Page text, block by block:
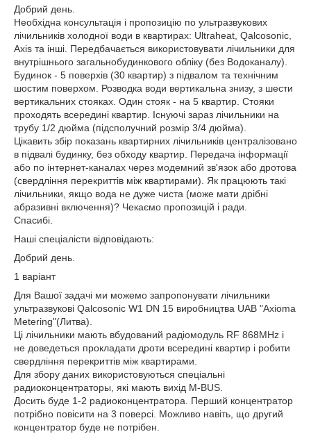
Добрий день.
Необхідна консультація і пропозицію по ультразвукових
лічильників холодної води в квартирах: Ultraheat, Qalcosonic,
Axis та інші. Передбачається використовувати лічильники для
внутрішнього загальнобудинкового обліку (без Водоканалу).
Будинок - 5 поверхів (30 квартир) з підвалом та технічним
шостим поверхом. Розводка води вертикальна знизу, з шести
вертикальних стояках. Один стояк - на 5 квартир. Стояки
проходять всередині квартир. Існуючі зараз лічильники на
трубу 1/2 дюйма (підсполучний розмір 3/4 дюйма).
Цікавить збір показань квартирних лічильників централізовано
в підвалі будинку, без обходу квартир. Передача інформації
або по інтернет-каналах через модемний зв'язок або дротова
(свердління перекриттів між квартирами). Як працюють такі
лічильники, якщо вода не дуже чиста (може мати дрібні
абразивні включення)? Чекаємо пропозицій і ради.
Спасибі.
Наші спеціалісти відповідають:
Добрий день.
1 варіант
Для Вашої задачі ми можемо запропонувати лічильники
ультразвукові Qalcosonic W1 DN 15 виробництва UAB "Axioma
Metering"(Литва).
Ці лічильники мають вбудований радіомодуль RF 868MHz і
не доведеться прокладати дроти всередині квартир і робити
свердління перекриттів між квартирами.
Для збору даних використовуються спеціальні
радиоконцентраторы, які мають вихід M-BUS.
Досить буде 1-2 радиоконцентратора. Перший концентратор
потрібно повісити на 3 поверсі. Можливо навіть, що другий
концентратор буде не потрібен.